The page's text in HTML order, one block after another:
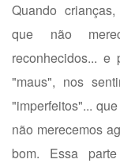
Quando
que não
reconhecidos...
"maus", nos
"imperfeitos"...
não merecemos
bom. Essa